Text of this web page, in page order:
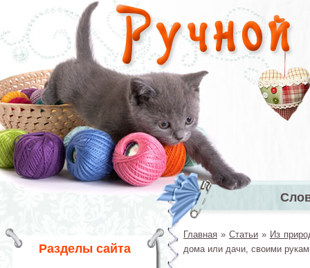
Перейти к основному содержанию
Главное
Разделы сайта Вы здесь
Главная » Статьи » Из
дома или дачи, своими